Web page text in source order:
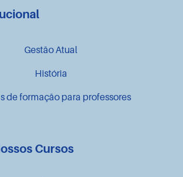
Gestão Atual
História
de formação para professores
Cursos